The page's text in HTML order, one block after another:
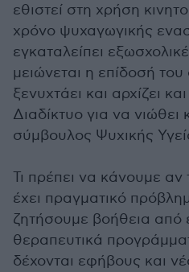
εθιστεί στη χρήση
χρόνο ψυχαγωγικής
εγκαταλείπει
μειώνεται η επίδοσή του
ξενυχτάει και αρχίζει
Διαδίκτυο για να
σύμβουλος Ψυχικής
Τι πρέπει να κάνουμε
έχει πραγματικό
ζητήσουμε βοήθεια από
θεραπευτικά
δέχονται εφήβους και